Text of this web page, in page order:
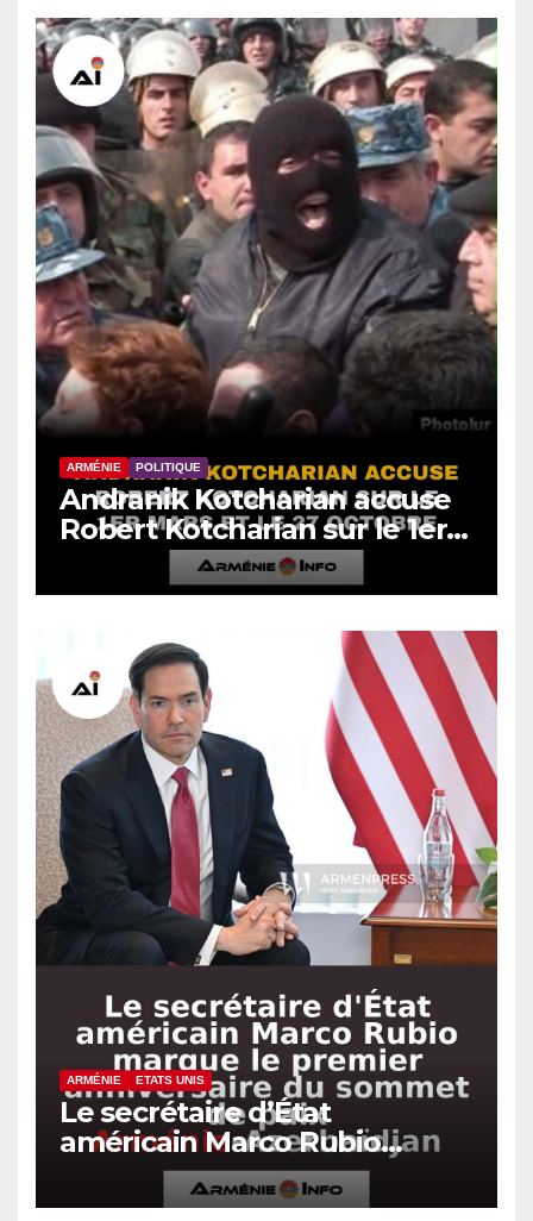
ARMÉNIE POLITIQUE
Andranik Kotcharian accuse
Robert Kotcharian sur le 1er
mars et le 27 octobre
ARMÉNIE ETATS UNIS
Le secrétaire d’État
américain Marco Rubio
marque le premier
anniversaire du sommet de